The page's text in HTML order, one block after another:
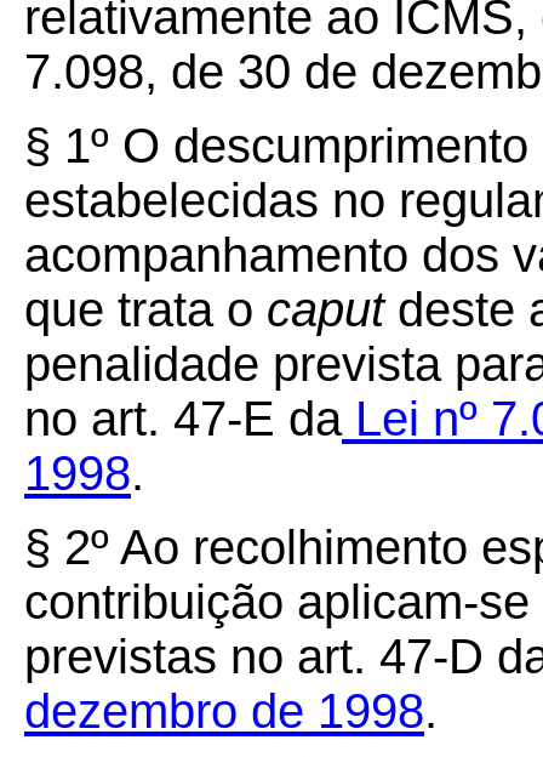
relativamente ao
7.098, de 30 de
§ 1º O
estabelecidas no
acompanhamento dos
que trata o caputdeste
penalidade prevista
no art. 47-E daLei nº
1998.
§ 2º Ao recolhimento
contribuição aplicam-
previstas no art. 47-D
dezembro de 1998.